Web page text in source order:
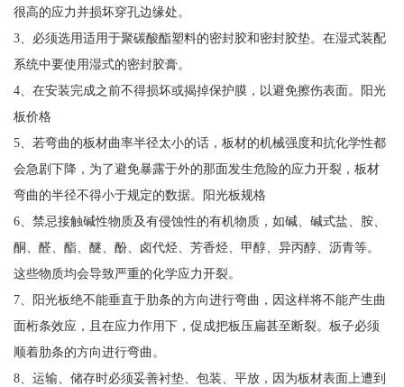
很高的应力并损坏穿孔边缘处。
3、必须选用适用于聚碳酸酯塑料的密封胶和密封胶垫。在湿式装配
系统中要使用湿式的密封胶膏。
4、在安装完成之前不得损坏或揭掉保护膜，以避免擦伤表面。阳光
板价格
5、若弯曲的板材曲率半径太小的话，板材的机械强度和抗化学性都
会急剧下降，为了避免暴露于外的那面发生危险的应力开裂，板材
弯曲的半径不得小于规定的数据。阳光板规格
6、禁忌接触碱性物质及有侵蚀性的有机物质，如碱、碱式盐、胺、
酮、醛、酯、醚、酚、卤代烃、芳香烃、甲醇、异丙醇、沥青等。
这些物质均会导致严重的化学应力开裂。
7、阳光板绝不能垂直于肋条的方向进行弯曲，因这样将不能产生曲
面桁条效应，且在应力作用下，促成把板压扁甚至断裂。板子必须
顺着肋条的方向进行弯曲。
8、运输、储存时必须妥善衬垫、包装、平放，因为板材表面上遭到